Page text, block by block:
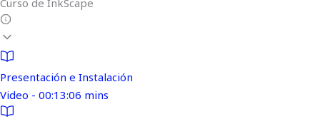
Curso de InkScape
Presentación e Instalación
Video - 00:13:06 mins